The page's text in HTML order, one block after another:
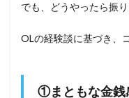
でも、どうやったら振
OLの経験談に基づき、
①まともな金銭